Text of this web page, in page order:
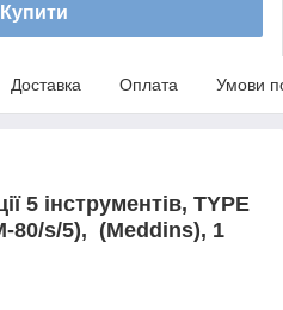
Купити
Доставка Оплата Умови
5 інструментів, TYPE
80/s/5), (Meddins), 1